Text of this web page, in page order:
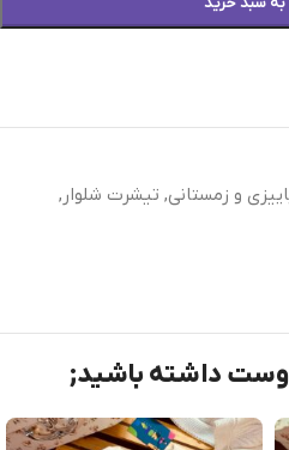
و زمستانی, تیشرت شلوار ,
داشته باشید;